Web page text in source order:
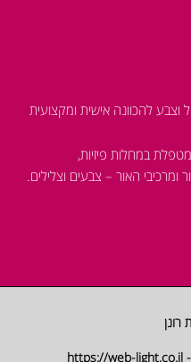
וצבע להכוונה אישית ומקצועית
במחלות פיזיות,
ומרכיבי האור – צבעים וצלילים.
רונן
https://web-light.co.il